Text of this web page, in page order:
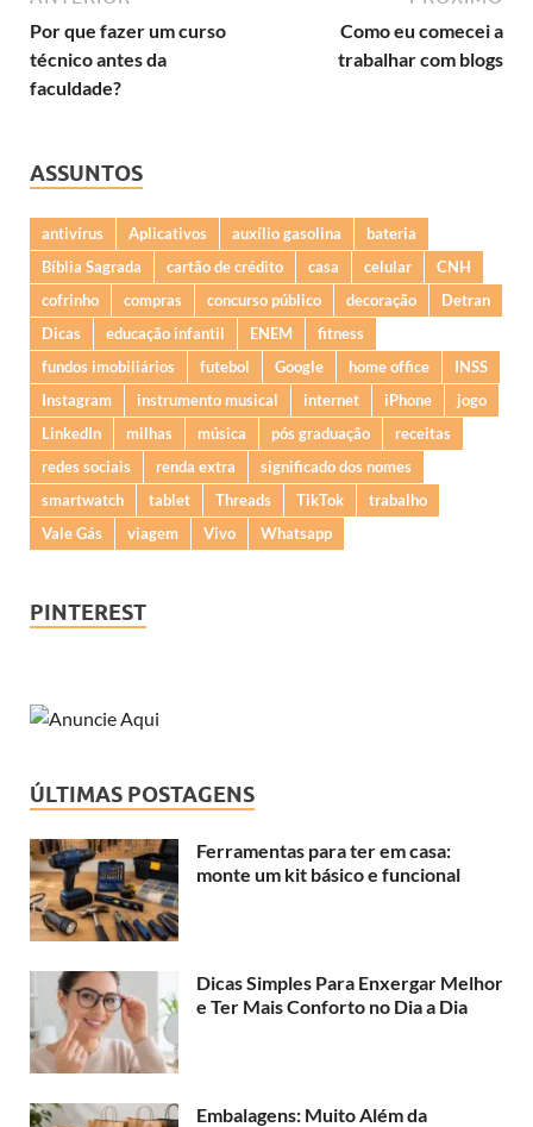
Por que fazer um curso
técnico antes da
faculdade?
Como eu comecei a
trabalhar com blogs
ASSUNTOS
antivírus Aplicativos auxílio gasolina
bateria
Bíblia Sagrada
cartão de crédito casa celular
CNH
cofrinho
compras concurso público decoração
Detran
Dicas
educação infantil ENEM
fitness
fundos imobiliários
futebol Google home office
INSS
Instagram
instrumento musical internet iPhone
jogo
LinkedIn
milhas música pós graduação
receitas
redes sociais
renda extra
significado dos nomes
smartwatch
tablet Threads TikTok
trabalho
Vale Gás
viagem Vivo Whatsapp
PINTEREST
ÚLTIMAS POSTAGENS
Ferramentas para ter em casa:
monte um kit básico e funcional
Dicas Simples Para Enxergar Melhor
e Ter Mais Conforto no Dia a Dia
Embalagens: Muito Além da